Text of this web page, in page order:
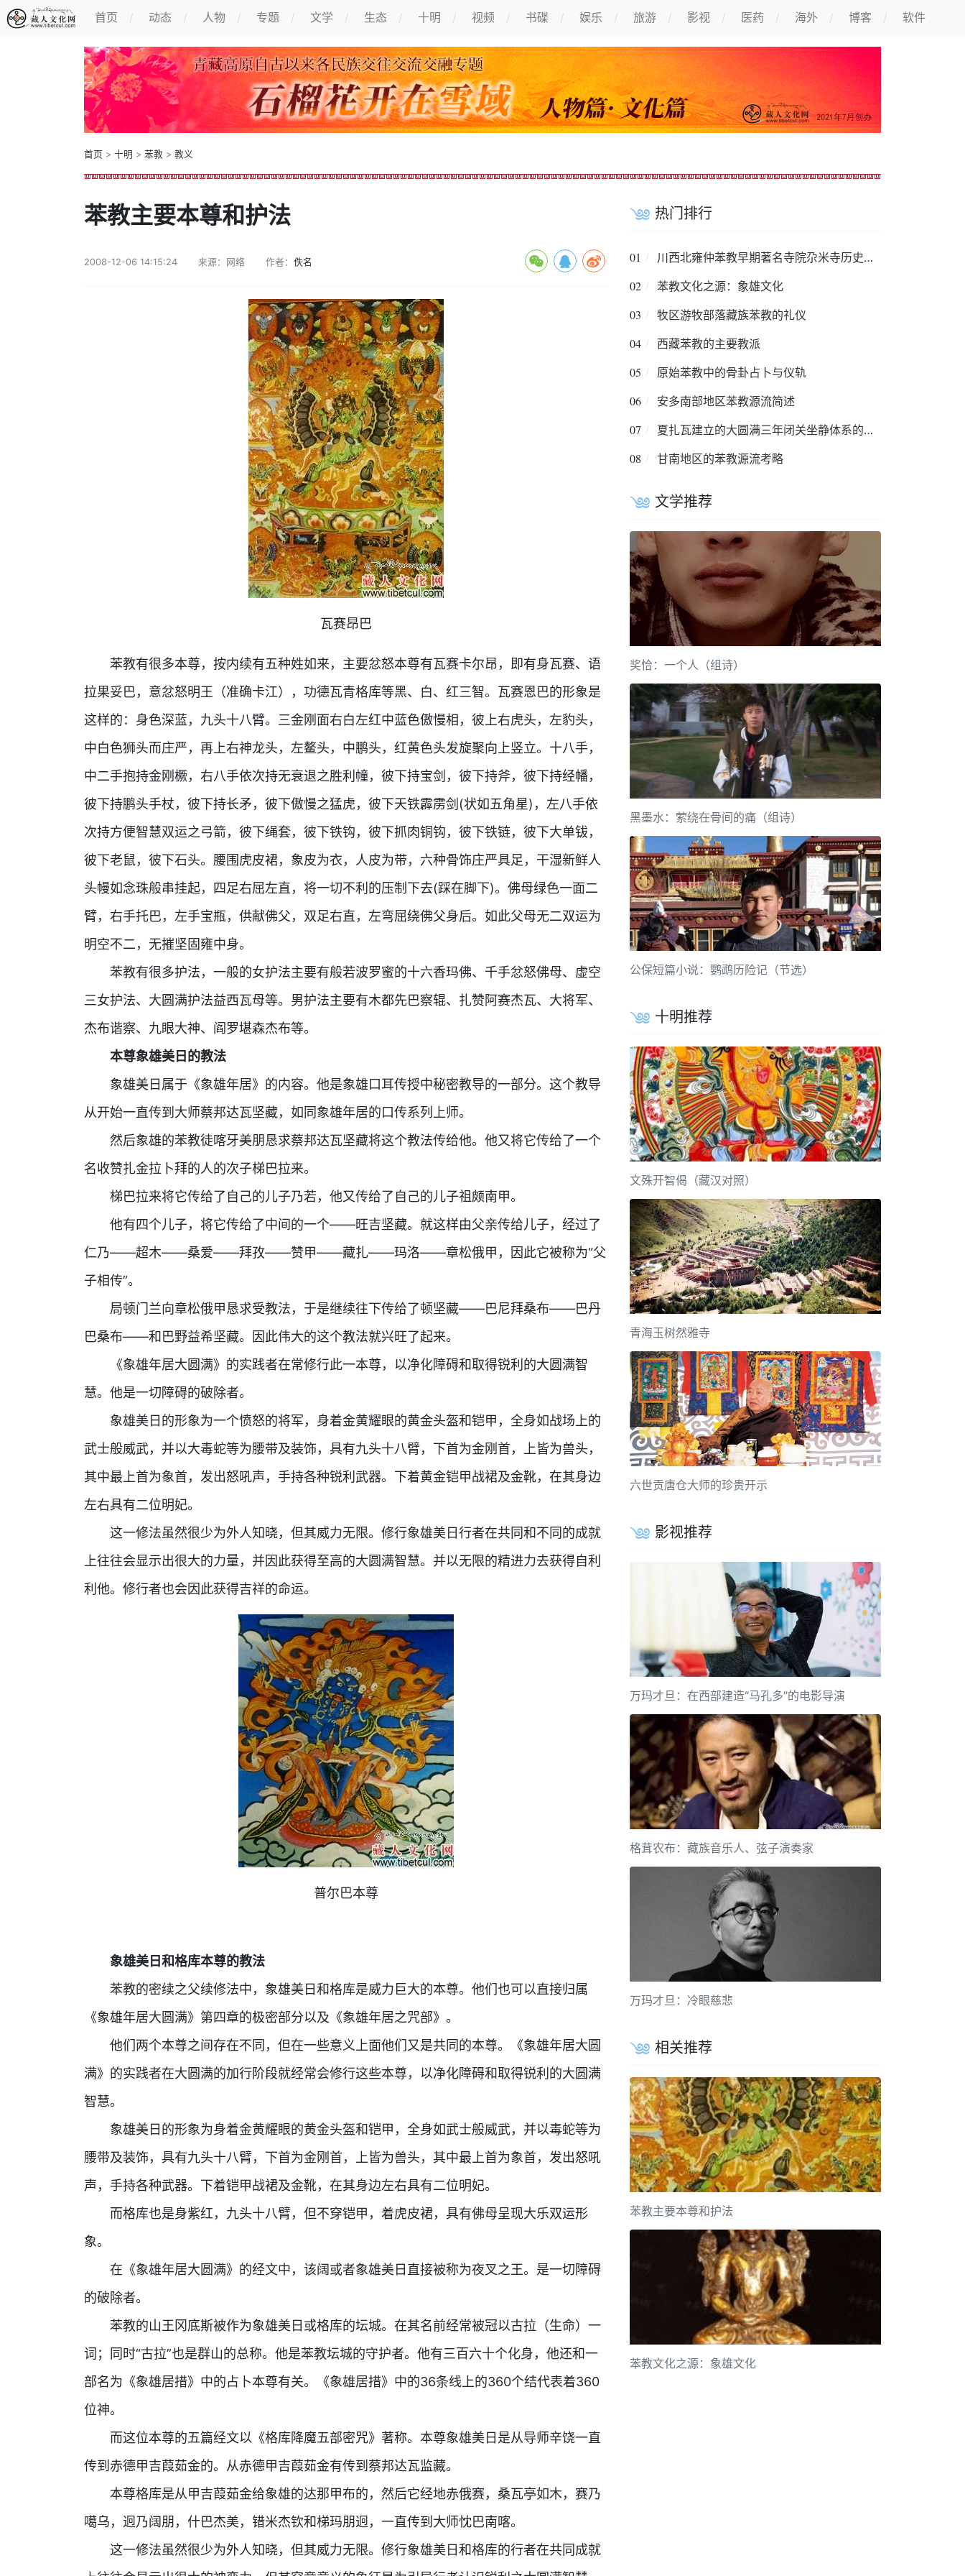
首页 动态 人物 专题 文学 生态 十明 视频 书碟 娱乐 旅游 影视 医药 海外 博客 软件
首页 > 十明 > 苯教 > 教义
苯教主要本尊和护法
2008-12-06 14:15:24 来源：网络 作者： 佚名
瓦赛昂巴
苯教有很多本尊，按内续有五种姓如来，主要忿怒本尊有瓦赛卡尔昂，即有身瓦赛、语
拉果妥巴，意忿怒明王（准确卡江），功德瓦青格库等黑、白、红三智。瓦赛恩巴的形象是
这样的：身色深蓝，九头十八臂。三金刚面右白左红中蓝色傲慢相，彼上右虎头，左豹头，
中白色狮头而庄严，再上右神龙头，左鳌头，中鹏头，红黄色头发旋聚向上竖立。十八手，
中二手抱持金刚橛，右八手依次持无衰退之胜利幢，彼下持宝剑，彼下持斧，彼下持经幡，
彼下持鹏头手杖，彼下持长矛，彼下傲慢之猛虎，彼下天铁霹雳剑(状如五角星)，左八手依
次持方便智慧双运之弓箭，彼下绳套，彼下铁钩，彼下抓肉铜钩，彼下铁链，彼下大单钹，
彼下老鼠，彼下石头。腰围虎皮裙，象皮为衣，人皮为带，六种骨饰庄严具足，干湿新鲜人
头幔如念珠般串挂起，四足右屈左直，将一切不利的压制下去(踩在脚下)。佛母绿色一面二
臂，右手托巴，左手宝瓶，供献佛父，双足右直，左弯屈绕佛父身后。如此父母无二双运为
明空不二，无摧坚固雍中身。
苯教有很多护法，一般的女护法主要有般若波罗蜜的十六香玛佛、千手忿怒佛母、虚空
三女护法、大圆满护法益西瓦母等。男护法主要有木都先巴察辊、扎赞阿赛杰瓦、大将军、
杰布谐察、九眼大神、阎罗堪森杰布等。
本尊象雄美日的教法
象雄美日属于《象雄年居》的内容。他是象雄口耳传授中秘密教导的一部分。这个教导
从开始一直传到大师蔡邦达瓦坚藏，如同象雄年居的口传系列上师。
然后象雄的苯教徒喀牙美朋恳求蔡邦达瓦坚藏将这个教法传给他。他又将它传给了一个
名收赞扎金拉卜拜的人的次子梯巴拉来。
梯巴拉来将它传给了自己的儿子乃若，他又传给了自己的儿子祖颇南甲。
他有四个儿子，将它传给了中间的一个——旺吉坚藏。就这样由父亲传给儿子，经过了
仁乃——超木——桑爱——拜孜——赞甲——藏扎——玛洛——章松俄甲，因此它被称为“父
子相传”。
局顿门兰向章松俄甲恳求受教法，于是继续往下传给了顿坚藏——巴尼拜桑布——巴丹
巴桑布——和巴野益希坚藏。因此伟大的这个教法就兴旺了起来。
《象雄年居大圆满》的实践者在常修行此一本尊，以净化障碍和取得锐利的大圆满智
慧。他是一切障碍的破除者。
象雄美日的形象为一个愤怒的将军，身着金黄耀眼的黄金头盔和铠甲，全身如战场上的
武士般威武，并以大毒蛇等为腰带及装饰，具有九头十八臂，下首为金刚首，上皆为兽头，
其中最上首为象首，发出怒吼声，手持各种锐利武器。下着黄金铠甲战裙及金靴，在其身边
左右具有二位明妃。
这一修法虽然很少为外人知晓，但其威力无限。修行象雄美日行者在共同和不同的成就
上往往会显示出很大的力量，并因此获得至高的大圆满智慧。并以无限的精进力去获得自利
利他。修行者也会因此获得吉祥的命运。
普尔巴本尊
象雄美日和格库本尊的教法
苯教的密续之父续修法中，象雄美日和格库是威力巨大的本尊。他们也可以直接归属
《象雄年居大圆满》第四章的极密部分以及《象雄年居之咒部》。
他们两个本尊之间存在不同，但在一些意义上面他们又是共同的本尊。《象雄年居大圆
满》的实践者在大圆满的加行阶段就经常会修行这些本尊，以净化障碍和取得锐利的大圆满
智慧。
象雄美日的形象为身着金黄耀眼的黄金头盔和铠甲，全身如武士般威武，并以毒蛇等为
腰带及装饰，具有九头十八臂，下首为金刚首，上皆为兽头，其中最上首为象首，发出怒吼
声，手持各种武器。下着铠甲战裙及金靴，在其身边左右具有二位明妃。
而格库也是身紫红，九头十八臂，但不穿铠甲，着虎皮裙，具有佛母呈现大乐双运形
象。
在《象雄年居大圆满》的经文中，该阔或者象雄美日直接被称为夜叉之王。是一切障碍
的破除者。
苯教的山王冈底斯被作为象雄美日或格库的坛城。在其名前经常被冠以古拉（生命）一
词；同时“古拉”也是群山的总称。他是苯教坛城的守护者。他有三百六十个化身，他还和一
部名为《象雄居措》中的占卜本尊有关。《象雄居措》中的36条线上的360个结代表着360
位神。
而这位本尊的五篇经文以《格库降魔五部密咒》著称。本尊象雄美日是从导师辛饶一直
传到赤德甲吉葭茹金的。从赤德甲吉葭茹金有传到蔡邦达瓦监藏。
本尊格库是从甲吉葭茹金给象雄的达那甲布的，然后它经地赤俄赛，桑瓦亭如木，赛乃
噶乌，迥乃阔朋，什巴杰美，错米杰钦和梯玛朋迥，一直传到大师忱巴南喀。
这一修法虽然很少为外人知晓，但其威力无限。修行象雄美日和格库的行者在共同成就
热门排行
01 川西北雍仲苯教早期著名寺院尕米寺历史与现状述略
02 苯教文化之源：象雄文化
03 牧区游牧部落藏族苯教的礼仪
04 西藏苯教的主要教派
05 原始苯教中的骨卦占卜与仪轨
06 安多南部地区苯教源流简述
07 夏扎瓦建立的大圆满三年闭关坐静体系的介绍
08 甘南地区的苯教源流考略
文学推荐
奖恰：一个人（组诗）
黑墨水：萦绕在骨间的痛（组诗）
公保短篇小说：鹦鹉历险记（节选）
十明推荐
文殊开智偈（藏汉对照）
青海玉树然雅寺
六世贡唐仓大师的珍贵开示
影视推荐
万玛才旦：在西部建造“马孔多”的电影导演
格茸农布：藏族音乐人、弦子演奏家
万玛才旦：冷眼慈悲
相关推荐
苯教主要本尊和护法
苯教文化之源：象雄文化